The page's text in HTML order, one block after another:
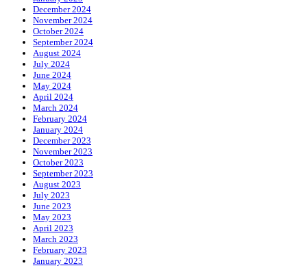
December 2024
November 2024
October 2024
September 2024
August 2024
July 2024
June 2024
May 2024
April 2024
March 2024
February 2024
January 2024
December 2023
November 2023
October 2023
September 2023
August 2023
July 2023
June 2023
May 2023
April 2023
March 2023
February 2023
January 2023